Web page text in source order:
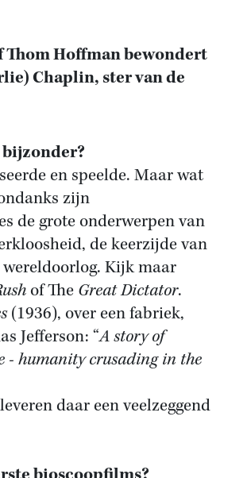
Hoffman bewondert
Chaplin, ster van de
en speelde. Maar wat
zijn
de grote onderwerpen van
de keerzijde van
Kijk maar
of The Great Dictator.
(1936), over een fabriek,
Jefferson: “A story of
- humanity crusading in the
daar een veelzeggend